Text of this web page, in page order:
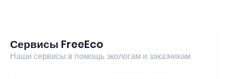
Сервисы FreeEco
Наши сервисы в помощь экологам и заказчикам